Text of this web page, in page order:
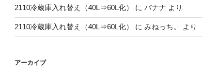
2110冷蔵庫入れ替え（40L⇒60L化） に バナナ より
2110冷蔵庫入れ替え（40L⇒60L化） に みねっち。 より
アーカイブ